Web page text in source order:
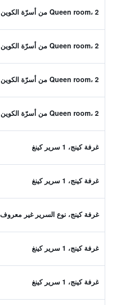
Queen room، 2 من أسرّة الكوين
Queen room، 2 من أسرّة الكوين
Queen room، 2 من أسرّة الكوين
Queen room، 2 من أسرّة الكوين
غرفة كينج، 1 سرير كينغ
غرفة كينج، 1 سرير كينغ
غرفة كينج، نوع السرير غير معروف
غرفة كينج، 1 سرير كينغ
غرفة كينج، 1 سرير كينغ